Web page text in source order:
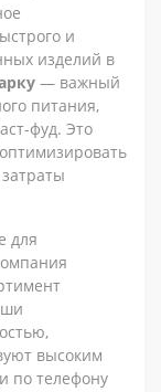
и
изделий в
— важный
питания,
фуд. Это
для
высоким
по телефону